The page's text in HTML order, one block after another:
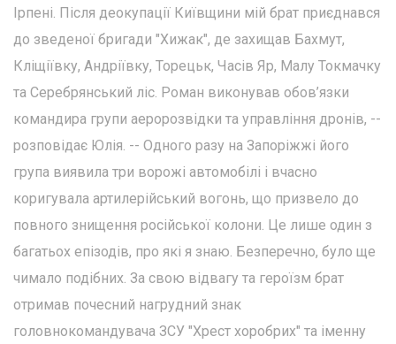
Ірпені. Після деокупації Київщини мій брат приєднався
до зведеної бригади "Хижак", де захищав Бахмут,
Кліщіївку, Андріївку, Торецьк, Часів Яр, Малу Токмачку
та Серебрянський ліс. Роман виконував обов’язки
командира групи аеророзвідки та управління дронів, --
розповідає Юлія. -- Одного разу на Запоріжжі його
група виявила три ворожі автомобілі і вчасно
коригувала артилерійський вогонь, що призвело до
повного знищення російської колони. Це лише один з
багатьох епізодів, про які я знаю. Безперечно, було ще
чимало подібних. За свою відвагу та героїзм брат
отримав почесний нагрудний знак
головнокомандувача ЗСУ "Хрест хоробрих" та іменну